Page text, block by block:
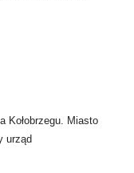
Kołobrzegu. Miasto
urząd